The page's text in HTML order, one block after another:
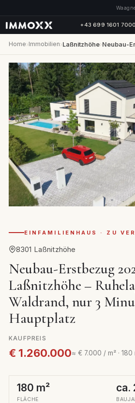
+43 699 1601 7000
Home›Immobilien›Laßnitzhöhe›Neubau-
EINFAMILIENHAUS · ZU
8301 Laßnitzhöhe
Neubau-Erstbezug
Laßnitzhöhe –
Waldrand, nur 3
Hauptplatz
KAUFPREIS
€ 1.260.000≈ € 7.000 / m² ·
180 m²
FLÄCHE
ca.